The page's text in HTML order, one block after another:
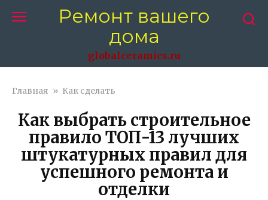
Ремонт вашего
дома
globalceramics.ru
Главная » Как сделать
Как выбрать строительное
правило ТОП-13 лучших
штукатурных правил для
успешного ремонта и
отделки